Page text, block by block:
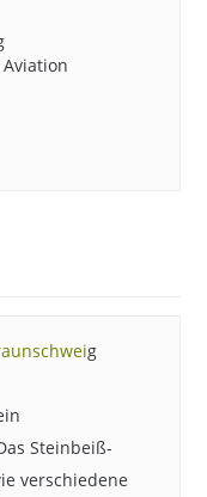
Aviation
g
Steinbeiß-
verschiedene